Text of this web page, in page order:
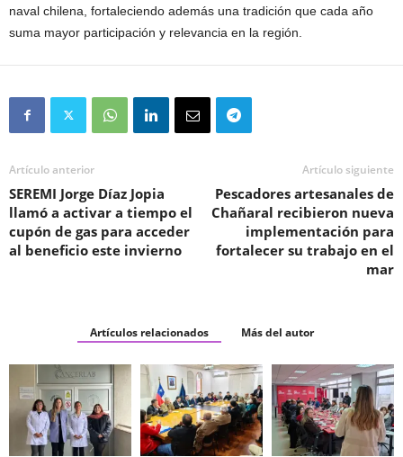
naval chilena, fortaleciendo además una tradición que cada año
suma mayor participación y relevancia en la región.
Artículo anterior
SEREMI Jorge Díaz Jopia
llamó a activar a tiempo el
cupón de gas para acceder
al beneficio este invierno
Artículo siguiente
Pescadores artesanales de
Chañaral recibieron nueva
implementación para
fortalecer su trabajo en el
mar
Artículos relacionados Más del autor